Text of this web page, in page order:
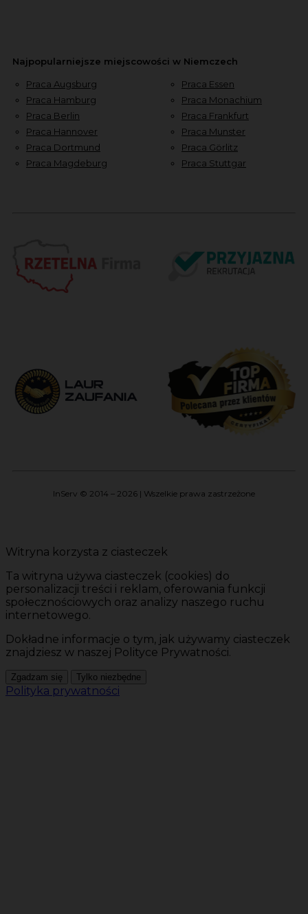
Najpopularniejsze miejscowości w Niemczech
Praca Augsburg
Praca Hamburg
Praca Berlin
Praca Hannover
Praca Dortmund
Praca Magdeburg
Praca Essen
Praca Monachium
Praca Frankfurt
Praca Munster
Praca Görlitz
Praca Stuttgar
InServ © 2014 – 2026 | Wszelkie prawa zastrzeżone
Witryna korzysta z ciasteczek
Ta witryna używa ciasteczek (cookies) do
personalizacji treści i reklam, oferowania funkcji
społecznościowych oraz analizy naszego ruchu
internetowego.
Dokładne informacje o tym, jak używamy ciasteczek
znajdziesz w naszej Polityce Prywatności.
Zgadzam się Tylko niezbędne
Polityka prywatności